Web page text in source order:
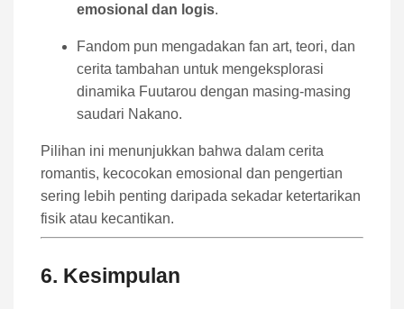
emosional dan logis.
Fandom pun mengadakan fan art, teori, dan
cerita tambahan untuk mengeksplorasi
dinamika Fuutarou dengan masing-masing
saudari Nakano.
Pilihan ini menunjukkan bahwa dalam cerita
romantis, kecocokan emosional dan pengertian
sering lebih penting daripada sekadar ketertarikan
fisik atau kecantikan.
6. Kesimpulan